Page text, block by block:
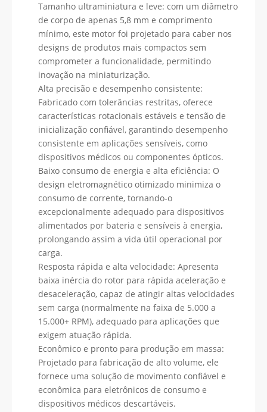
Tamanho ultraminiatura e leve: com um diâmetro
de corpo de apenas 5,8 mm e comprimento
mínimo, este motor foi projetado para caber nos
designs de produtos mais compactos sem
comprometer a funcionalidade, permitindo
inovação na miniaturização.
Alta precisão e desempenho consistente:
Fabricado com tolerâncias restritas, oferece
características rotacionais estáveis ​​e tensão de
inicialização confiável, garantindo desempenho
consistente em aplicações sensíveis, como
dispositivos médicos ou componentes ópticos.
Baixo consumo de energia e alta eficiência: O
design eletromagnético otimizado minimiza o
consumo de corrente, tornando-o
excepcionalmente adequado para dispositivos
alimentados por bateria e sensíveis à energia,
prolongando assim a vida útil operacional por
carga.
Resposta rápida e alta velocidade: Apresenta
baixa inércia do rotor para rápida aceleração e
desaceleração, capaz de atingir altas velocidades
sem carga (normalmente na faixa de 5.000 a
15.000+ RPM), adequado para aplicações que
exigem atuação rápida.
Econômico e pronto para produção em massa:
Projetado para fabricação de alto volume, ele
fornece uma solução de movimento confiável e
econômica para eletrônicos de consumo e
dispositivos médicos descartáveis.